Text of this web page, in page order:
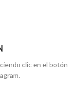
clic en el botón